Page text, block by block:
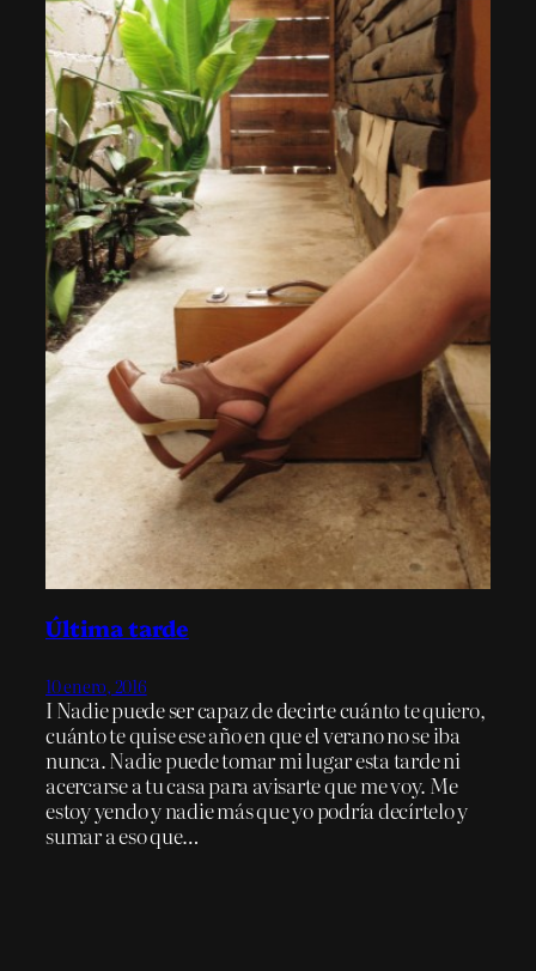
Última tarde
10 enero, 2016
I Nadie puede ser capaz de decirte cuánto te quiero,
cuánto te quise ese año en que el verano no se iba
nunca. Nadie puede tomar mi lugar esta tarde ni
acercarse a tu casa para avisarte que me voy. Me
estoy yendo y nadie más que yo podría decírtelo y
sumar a eso que…